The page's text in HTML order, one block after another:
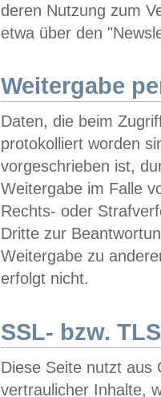
deren Nutzung zum
etwa über den
Weitergabe
Daten, die beim
protokolliert worden
vorgeschrieben ist,
Weitergabe im Falle
Rechts- oder
Dritte zur
Weitergabe zu
erfolgt nicht.
SSL- bzw.
Diese Seite nutzt aus
vertraulicher Inhalte,